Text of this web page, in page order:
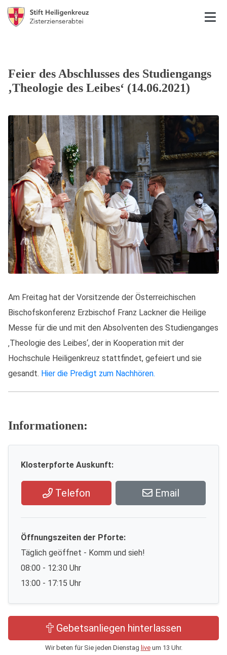
Feier des Abschlusses des Studiengangs
‚Theologie des Leibes‘ (14.06.2021)
Am Freitag hat der Vorsitzende der Österreichischen
Bischofskonferenz Erzbischof Franz Lackner die Heilige
Messe für die und mit den Absolventen des Studienganges
‚Theologie des Leibes‘, der in Kooperation mit der
Hochschule Heiligenkreuz stattfindet, gefeiert und sie
gesandt. Hier die Predigt zum Nachhören.
Informationen:
Klosterpforte Auskunft:
Telefon Email
Öffnungszeiten der Pforte:
Täglich geöffnet - Komm und sieh!
08:00 - 12:30 Uhr
13:00 - 17:15 Uhr
Gebetsanliegen hinterlassen
Wir beten für Sie jeden Dienstag liveum 13 Uhr.